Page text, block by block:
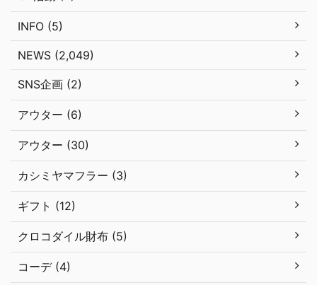
INFO (5)
NEWS (2,049)
SNS企画 (2)
アウター (6)
アウター (30)
カシミヤマフラー (3)
ギフト (12)
クロコダイル財布 (5)
コーデ (4)